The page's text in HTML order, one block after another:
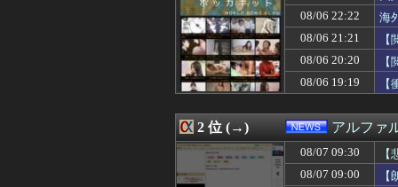
08/07 09:26
【画像】村重杏
08/07 09:25
【驚愕】女友達
08/07 09:25
韓国人「どうや
08/07 09:24
万年赤字のイン
08/07 09:21
ザイオンか佐野
08/07 09:20
可愛すぎるおむ
08/07 09:19
【えっ】血迷っ
08/07 09:16
【朗報】『ぽこ
08/07 09:15
16歳から結婚す
08/07 09:15
【悲報】肉便器
08/07 09:13
私の好きな日本
08/06 22:22
海
08/06 21:21
08/06 20:20
08/06 19:19
2 位 (→) アルファ
08/07 09:30
08/07 09:00